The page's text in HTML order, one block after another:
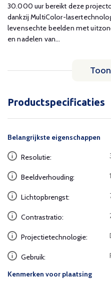
30.000 uur bereikt deze
dankzij MultiColor-
levensechte beelden met
en nadelen van...
Productspecificaties
Belangrijkste eigenschappen
Resolutie:
Beeldverhouding:
Lichtopbrengst:
Contrastratio:
Projectietechnologie:
Gebruik:
Kenmerken voor plaatsing